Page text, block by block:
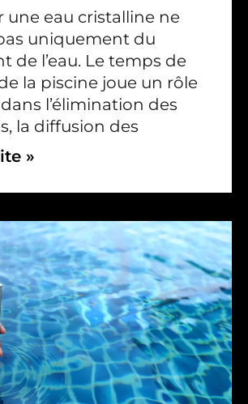
une eau cristalline ne
uniquement du
de l’eau. Le temps de
la piscine joue un rôle
l’élimination des
la diffusion des
»